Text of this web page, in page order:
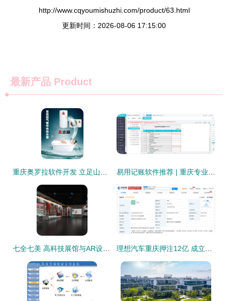
http://www.cqyoumishuzhi.com/product/63.html
更新时间：2026-08-06 17:15:00
最新产品 Product